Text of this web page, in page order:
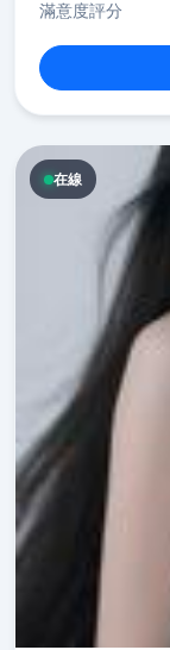
滿意度評分
在線